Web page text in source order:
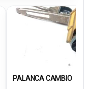
PALANCA CAMBIO